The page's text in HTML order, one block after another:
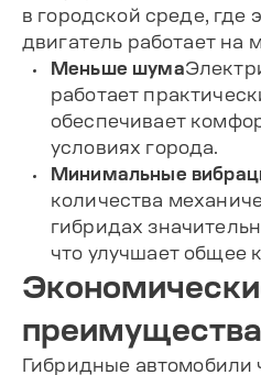
в городской среде, где
двигатель работает на
Меньше шума
работает
обеспечивает
условиях города.
Минимальные
количества
гибридах
что улучшает общее
преимущества
Гибридные автомобили